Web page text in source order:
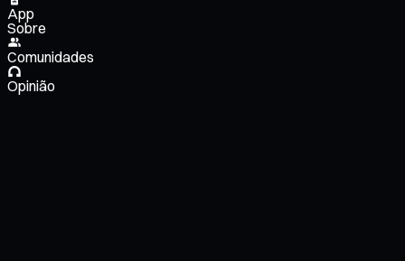
App
Sobre
Comunidades
Opinião